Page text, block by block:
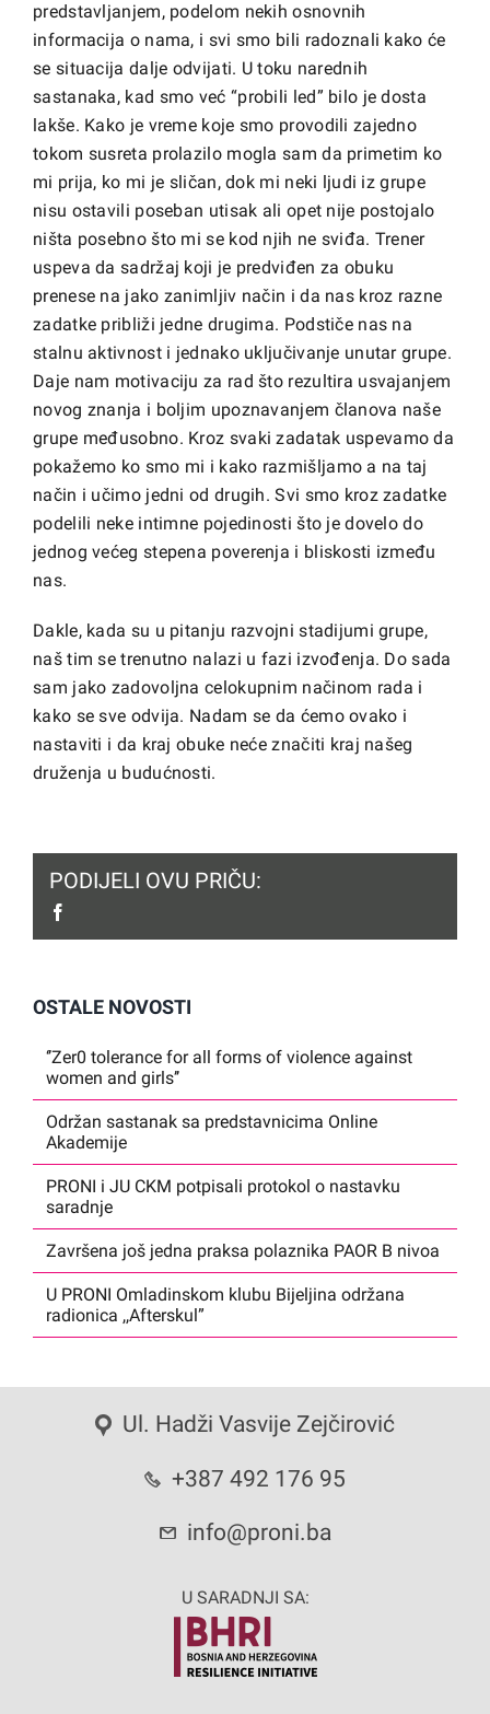
predstavljanjem, podelom nekih osnovnih
informacija o nama, i svi smo bili radoznali kako će
se situacija dalje odvijati. U toku narednih
sastanaka, kad smo već “probili led” bilo je dosta
lakše. Kako je vreme koje smo provodili zajedno
tokom susreta prolazilo mogla sam da primetim ko
mi prija, ko mi je sličan, dok mi neki ljudi iz grupe
nisu ostavili poseban utisak ali opet nije postojalo
ništa posebno što mi se kod njih ne sviđa. Trener
uspeva da sadržaj koji je predviđen za obuku
prenese na jako zanimljiv način i da nas kroz razne
zadatke približi jedne drugima. Podstiče nas na
stalnu aktivnost i jednako uključivanje unutar grupe.
Daje nam motivaciju za rad što rezultira usvajanjem
novog znanja i boljim upoznavanjem članova naše
grupe međusobno. Kroz svaki zadatak uspevamo da
pokažemo ko smo mi i kako razmišljamo a na taj
način i učimo jedni od drugih. Svi smo kroz zadatke
podelili neke intimne pojedinosti što je dovelo do
jednog većeg stepena poverenja i bliskosti između
nas.
Dakle, kada su u pitanju razvojni stadijumi grupe,
naš tim se trenutno nalazi u fazi izvođenja. Do sada
sam jako zadovoljna celokupnim načinom rada i
kako se sve odvija. Nadam se da ćemo ovako i
nastaviti i da kraj obuke neće značiti kraj našeg
druženja u budućnosti.
PODIJELI OVU PRIČU:
OSTALE NOVOSTI
‘’Zer0 tolerance for all forms of violence against
women and girls’’
Održan sastanak sa predstavnicima Online
Akademije
PRONI i JU CKM potpisali protokol o nastavku
saradnje
Završena još jedna praksa polaznika PAOR B nivoa
U PRONI Omladinskom klubu Bijeljina održana
radionica ,,Afterskul”
Ul. Hadži Vasvije Zejčirović
+387 492 176 95
info@proni.ba
U SARADNJI SA: